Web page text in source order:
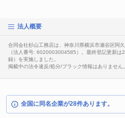
法人概要
合同会社杉山工務店は、神奈川県横浜市瀬谷区阿
（法人番号: 6020003004585）。最終登記更新
録）を実施しました。
掲載中の法令違反/処分/ブラック情報はありません。
全国に同名企業が28件あります。